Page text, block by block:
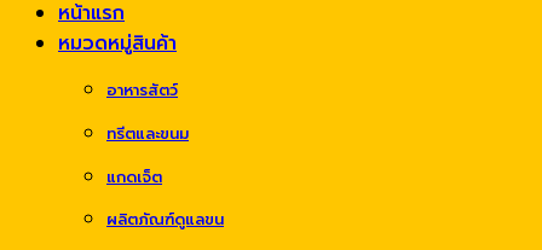
หน้าแรก
หมวดหมู่สินค้า
อาหารสัตว์
ทรีตและขนม
แกดเจ็ต
ผลิตภัณฑ์ดูแลขน